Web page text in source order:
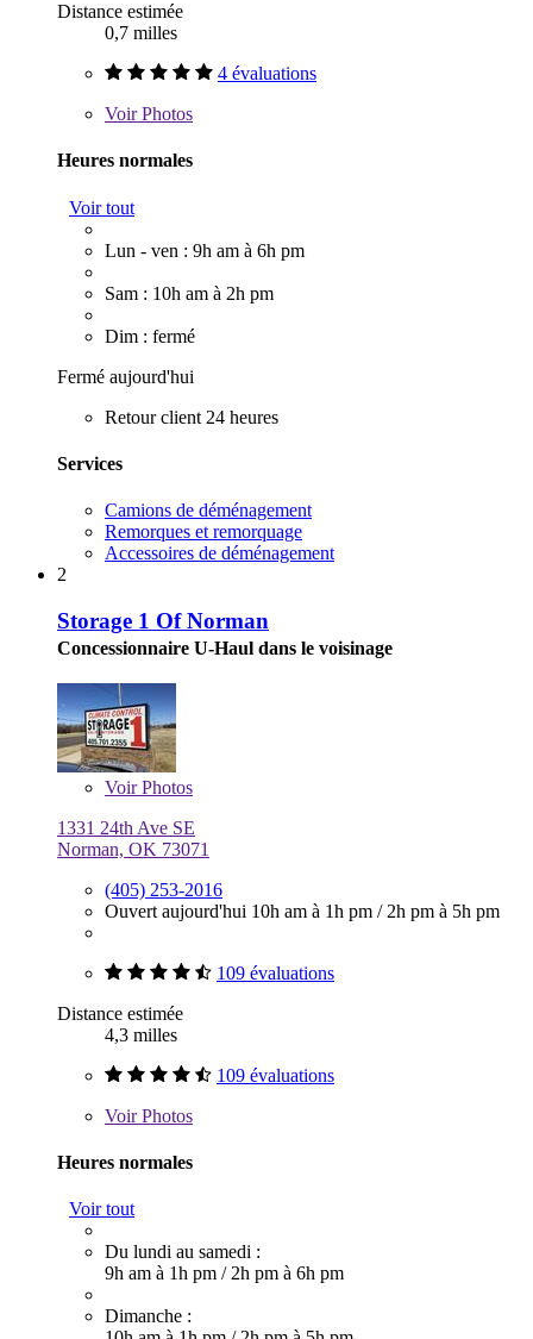
Distance estimée
0,7 milles
4 évaluations
VoirPhotos
Heures normales
Voir tout
Lun - ven : 9h am à 6h pm
Sam : 10h am à 2h pm
Dim : fermé
Fermé aujourd'hui
Retour client 24 heures
Services
Camions de déménagement
Remorques et remorquage
Accessoires de déménagement
2
Storage 1 Of Norman
Concessionnaire U-Haul dans le voisinage
VoirPhotos
1331 24th Ave SE
Norman, OK 73071
(405) 253-2016
Ouvert aujourd'hui 10h am à 1h pm / 2h pm à 5h pm
109 évaluations
Distance estimée
4,3 milles
109 évaluations
VoirPhotos
Heures normales
Voir tout
Du lundi au samedi :
9h am à 1h pm / 2h pm à 6h pm
Dimanche :